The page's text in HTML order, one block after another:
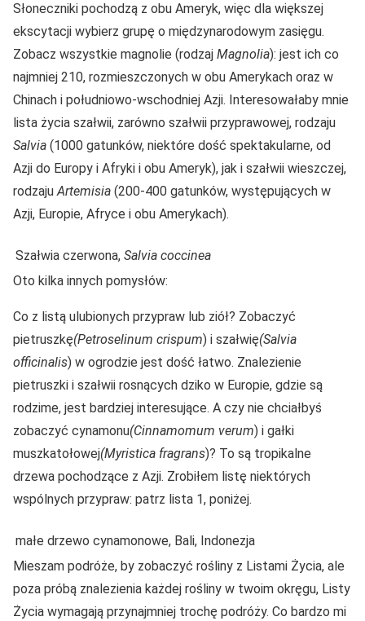
Słoneczniki pochodzą z obu Ameryk, więc dla większej
ekscytacji wybierz grupę o międzynarodowym zasięgu.
Zobacz wszystkie magnolie (rodzaj Magnolia): jest ich co
najmniej 210, rozmieszczonych w obu Amerykach oraz w
Chinach i południowo-wschodniej Azji. Interesowałaby mnie
lista życia szałwii, zarówno szałwii przyprawowej, rodzaju
Salvia (1000 gatunków, niektóre dość spektakularne, od
Azji do Europy i Afryki i obu Ameryk), jak i szałwii wieszczej,
rodzajuArtemisia (200-400 gatunków, występujących w
Azji, Europie, Afryce i obu Amerykach).
Szałwia czerwona, Salvia coccinea
Oto kilka innych pomysłów:
Co z listą ulubionych przypraw lub ziół? Zobaczyć
pietruszkę(Petroselinum crispum) i szałwię(Salvia
officinalis) w ogrodzie jest dość łatwo. Znalezienie
pietruszki i szałwii rosnących dziko w Europie, gdzie są
rodzime, jest bardziej interesujące. A czy nie chciałbyś
zobaczyć cynamonu(Cinnamomum verum) i gałki
muszkatołowej(Myristica fragrans)? To są tropikalne
drzewa pochodzące z Azji. Zrobiłem listę niektórych
wspólnych przypraw: patrz lista 1, poniżej.
małe drzewo cynamonowe, Bali, Indonezja
Mieszam podróże, by zobaczyć rośliny z Listami Życia, ale
poza próbą znalezienia każdej rośliny w twoim okręgu, Listy
Życia wymagają przynajmniej trochę podróży. Co bardzo mi